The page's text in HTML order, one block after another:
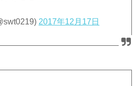
2017年12月17日